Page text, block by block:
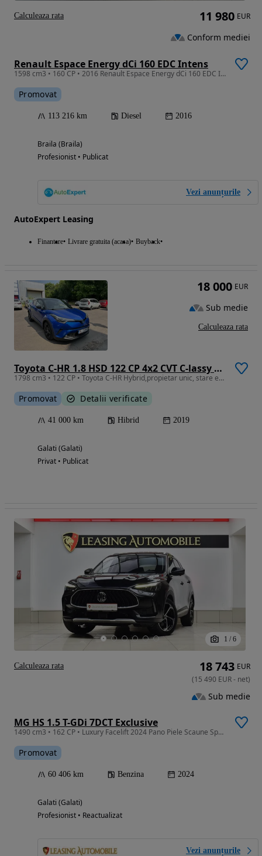
Renault Espace Energy dCi 160 EDC Intens
1598 cm3 • 160 CP • 2016 Renault Espace Energy dCi 160 EDC Intens / RATE FIXE /
Promovat
113 216 km Diesel 2016
Braila (Braila)
Profesionist • Publicat
Vezi anunțurile
AutoExpert Leasing
Finantare Livrare gratuita (acasa) Buyback
11 980 EUR
Conform mediei
Calculeaza rata
Toyota C-HR 1.8 HSD 122 CP 4x2 CVT C-lassy bi-tone
1798 cm3 • 122 CP • Toyota C-HR Hybrid,propietar unic, stare excelenta, rulaj real 41000Km
Promovat Detalii verificate
41 000 km Hibrid 2019
Galati (Galati)
Privat • Publicat
18 000 EUR
Sub medie
Calculeaza rata
1 / 6
MG HS 1.5 T-GDi 7DCT Exclusive
1490 cm3 • 162 CP • Luxury Facelift 2024 Pano Piele Scaune Sport Navi Scaune Incalzite FUL
Promovat
60 406 km Benzina 2024
Galati (Galati)
Profesionist • Reactualizat
Vezi anunțurile
18 743 EUR
(15 490 EUR- net)
Sub medie
Calculeaza rata